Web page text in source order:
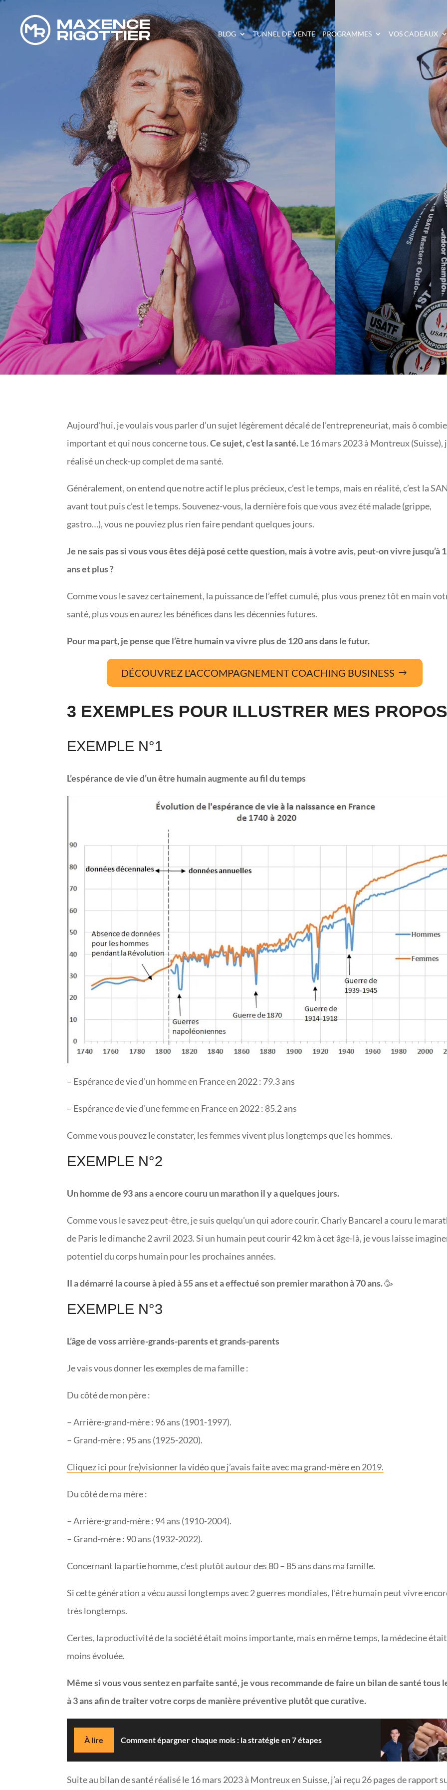
BLOG TUNNEL DE VENTE PROGRAMMES VOS CADEAUX
PEUT-ON VIVRE JUSQU’À
Aujourd’hui, je voulais vous parler d’un sujet légèrement décalé de l’entrepreneuriat, mais ô
important et qui nous concerne tous.Ce sujet, c’est la santé.Le 16 mars 2023 à Montreux (Suisse),
réalisé un check-up complet de ma santé.
Généralement, on entend que notre actif le plus précieux, c’est le temps, mais en réalité, c’est la
avant tout puis c’est le temps. Souvenez-vous, la dernière fois que vous avez été malade (grippe,
gastro…), vous ne pouviez plus rien faire pendant quelques jours.
Je ne sais pas si vous vous êtes déjà posé cette question, mais à votre avis, peut-on vivre jusqu’à
ans et plus ?
Comme vous le savez certainement, la puissance de l’effet cumulé, plus vous prenez tôt en main
santé, plus vous en aurez les bénéfices dans les décennies futures.
Pour ma part, je pense que l’être humain va vivre plus de 120 ans dans le futur.
DÉCOUVREZ L'ACCOMPAGNEMENT COACHING BUSINESS
3 EXEMPLES POUR ILLUSTRER MES
EXEMPLE N°1
L’espérance de vie d’un être humain augmente au fil du temps
– Espérance de vie d’un homme en France en 2022 : 79.3 ans
– Espérance de vie d’une femme en France en 2022 : 85.2 ans
Comme vous pouvez le constater, les femmes vivent plus longtemps que les hommes.
EXEMPLE N°2
Un homme de 93 ans a encore couru un marathon il y a quelques jours.
Comme vous le savez peut-être, je suis quelqu’un qui adore courir. Charly Bancarel a couru le
de Paris le dimanche 2 avril 2023. Si un humain peut courir 42 km à cet âge-là, je vous laisse
potentiel du corps humain pour les prochaines années.
Il a démarré la course à pied à 55 ans et a effectué son premier marathon à 70 ans.🥳
EXEMPLE N°3
L’âge de voss arrière-grands-parents et grands-parents
Je vais vous donner les exemples de ma famille :
Du côté de mon père :
– Arrière-grand-mère : 96 ans (1901-1997).
– Grand-mère : 95 ans (1925-2020).
Cliquez ici pour (re)visionner la vidéo que j’avais faite avec ma grand-mère en 2019.
Du côté de ma mère :
– Arrière-grand-mère : 94 ans (1910-2004).
– Grand-mère : 90 ans (1932-2022).
Concernant la partie homme, c’est plutôt autour des 80 – 85 ans dans ma famille.
Si cette génération a vécu aussi longtemps avec 2 guerres mondiales, l’être humain peut vivre
très longtemps.
Certes, la productivité de la société était moins importante, mais en même temps, la médecine était
moins évoluée.
Même si vous vous sentez en parfaite santé, je vous recommande de faire un bilan de santé tous
à 3 ans afin de traiter votre corps de manière préventive plutôt que curative.
À lire Comment épargner chaque mois : la stratégie en 7 étapes
Suite au bilan de santé réalisé le 16 mars 2023 à Montreux en Suisse, j’ai reçu 26 pages de rapport